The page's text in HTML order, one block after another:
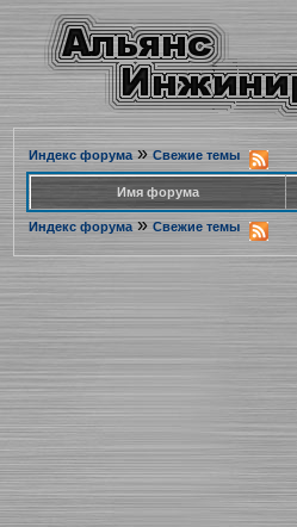
Индекс форума» Свежие темы
Имя форума
Индекс форума » Свежие темы